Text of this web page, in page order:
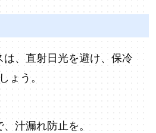
は、直射日光を避け、保冷
ょう。
汁漏れ防止を。